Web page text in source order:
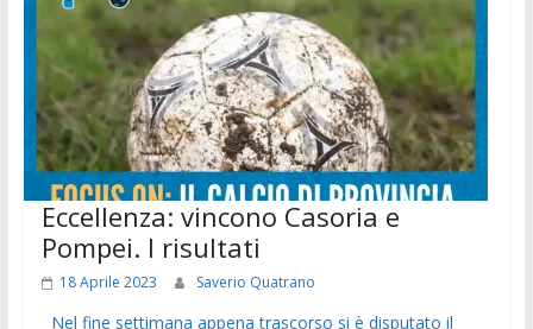
Eccellenza: vincono Casoria e
Pompei. I risultati
18 Aprile 2023 Saverio Quatrano
Nel fine settimana appena trascorso si è disputato il